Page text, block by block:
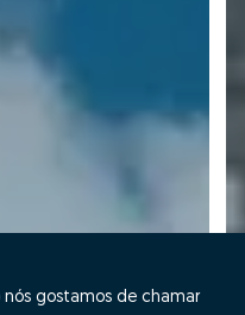
nós gostamos de chamar